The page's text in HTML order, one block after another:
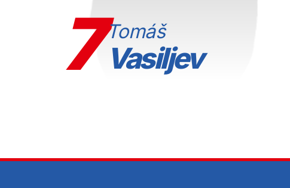
7 Tomáš
Vasiljev